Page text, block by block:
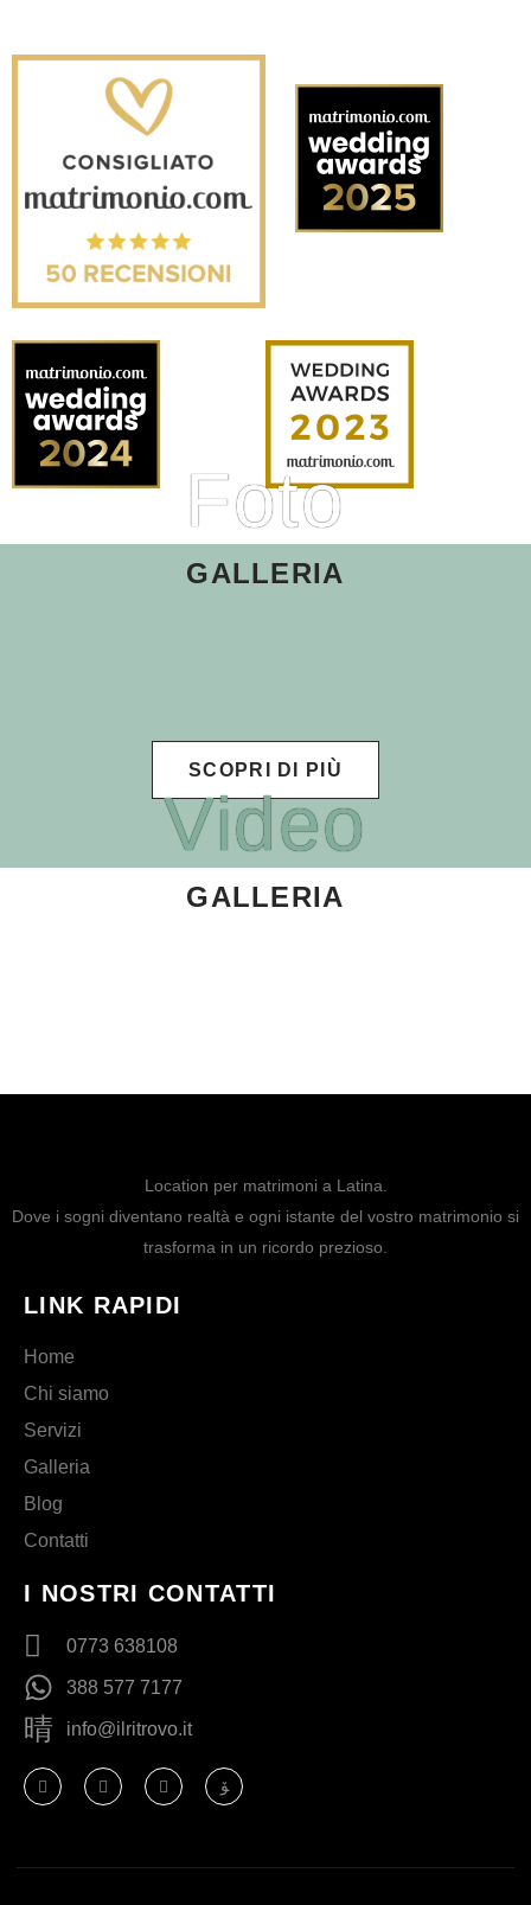
Foto
GALLERIA
SCOPRI DI PIÙ
Video
GALLERIA
Location per matrimoni a Latina.
Dove i sogni diventano realtà e ogni istante del vostro matrimonio si
trasforma in un ricordo prezioso.
LINK RAPIDI
Home
Chi siamo
Servizi
Galleria
Blog
Contatti
I NOSTRI CONTATTI
0773 638108
388 577 7177
info@ilritrovo.it